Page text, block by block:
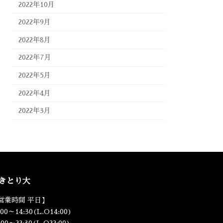
2022年10月
2022年9月
2022年8月
2022年7月
2022年5月
2022年4月
2022年3月
とり大
業時間 平日】
～14:30(L.O14:00)